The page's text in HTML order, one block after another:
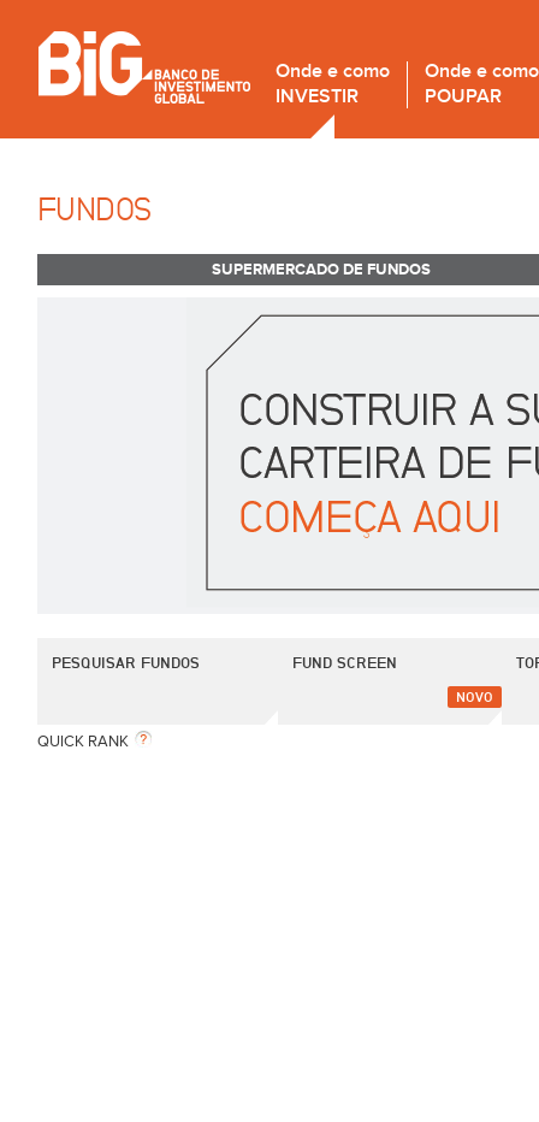
Onde e como
INVESTIR
Onde e como
POUPAR
FUNDOS
SUPERMERCADO DE FUNDOS
PESQUISAR FUNDOS FUND SCREEN
NOVO
QUICK RANK